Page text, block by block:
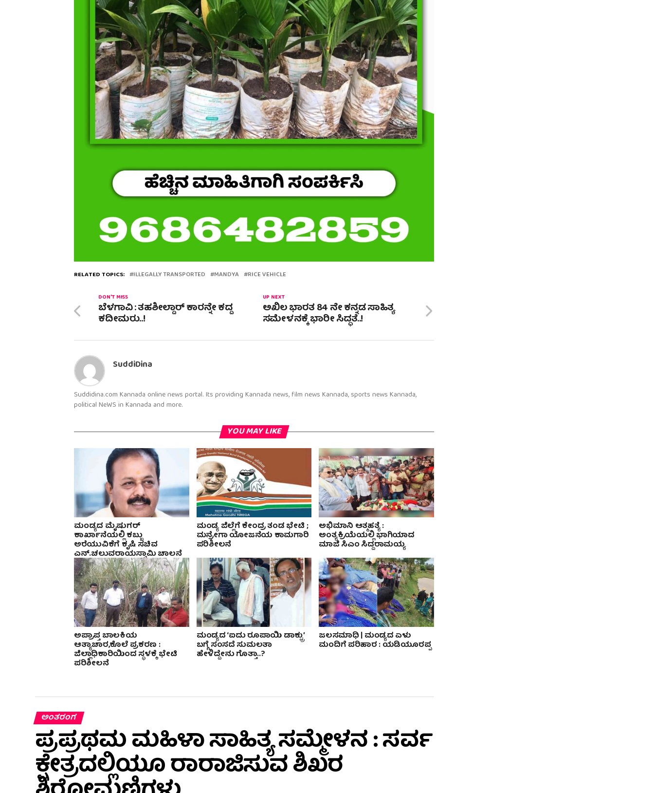
RELATED TOPICS: ILLEGALLY TRANSPORTED MANDYA RICE VEHICLE
UP NEXT
ಅಖಿಲ ಭಾರತ 84 ನೇ ಕನ್ನಡ ಸಾಹಿತ್ಯ
ಸಮೇಳನಕ್ಕೆ ಭಾರೀ‌ ಸಿದ್ಧತೆ..!
DON'T MISS
ಬೆಳಗಾವಿ : ತಹಶೀಲ್ದಾರ್ ಕಾರನ್ನೇ ಕದ್ದ
ಕದೀಮರು..!
SuddiDina
Suddidina.com Kannada online news portal. Its providing Kannada news, film news Kannada, sports news Kannada,
political NeWS in Kannada and more.
YOU MAY LIKE
ಮಂಡ್ಯದ ಮೈಷುಗರ್
ಕಾರ್ಖಾನೆಯಲ್ಲಿ ಕಬ್ಬು
ಅರೆಯುವಿಕೆಗೆ ಕೃಷಿ ಸಚಿವ
ಎನ್.ಚಲುವರಾಯಸ್ವಾಮಿ ಚಾಲನೆ
ಮಂಡ್ಯ ಜಿಲ್ಲೆಗೆ ಕೇಂದ್ರ ತಂಡ ಭೇಟಿ ;
ಮನ್ರೇಗಾ ಯೋಜನೆಯ ಕಾಮಗಾರಿ
ಪರಿಶೀಲನೆ
ಅಭಿಮಾನಿ ಆತ್ಮಹತ್ಯೆ :
ಅಂತ್ಯಕ್ರಿಯೆಯಲ್ಲಿ ಭಾಗಿಯಾದ
ಮಾಜಿ ಸಿಎಂ ಸಿದ್ದರಾಮಯ್ಯ
ಅಪ್ರಾಪ್ತ ಬಾಲಕಿಯ
ಆತ್ಯಾಚಾರ,ಕೊಲೆ ಪ್ರಕರಣ :
ಜಿಲ್ಲಾಧಿಕಾರಿಯಿಂದ ಸ್ಧಳಕ್ಕೆ ಭೇಟಿ
ಪರಿಶೀಲನೆ
ಮಂಡ್ಯದ ‘ಐದು ರೂಪಾಯಿ ಡಾಕ್ಟ್ರು’
ಬಗ್ಗೆ ಸಂಸದೆ ಸುಮಲತಾ
ಹೇಳಿದ್ದೇನು ಗೊತ್ತಾ..?
ಜಲಸಮಾಧಿ | ಮಂಡ್ಯದ ಏಳು
ಮಂದಿಗೆ ಪರಿಹಾರ : ಯಡಿಯೂರಪ್ಪ
ಅಂತರಂಗ
ಪ್ರಪ್ರಥಮ ಮಹಿಳಾ ಸಾಹಿತ್ಯ ಸಮ್ಮೇಳನ : ಸರ್ವ
ಕ್ಷೇತ್ರದಲ್ಲಿಯೂ ರಾರಾಜಿಸುವ ಶಿಖರ